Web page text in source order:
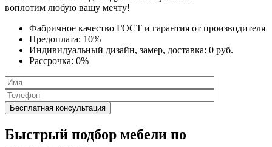
воплотим любую вашу мечту!
Фабричное качество ГОСТ и гарантия от производителя
Предоплата: 10%
Индивидуальный дизайн, замер, доставка: 0 руб.
Рассрочка: 0%
Быстрый подбор мебели по